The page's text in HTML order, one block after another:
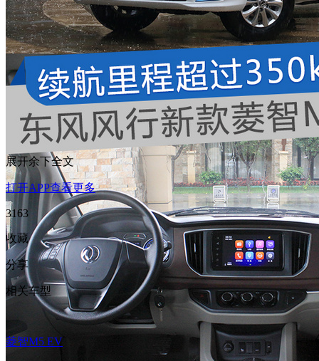
展开余下全文
打开APP查看更多
3163
收藏
分享
相关车型
菱智M5 EV